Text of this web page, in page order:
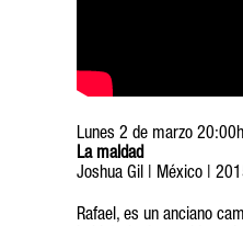
Lunes 2 de marzo 20:00h
La maldad
Joshua Gil | México |
Rafael, es un anciano